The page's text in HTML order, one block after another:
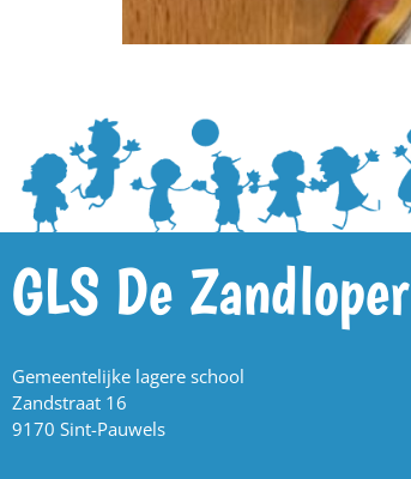
GLS De Zandloper
Gemeentelijke lagere school
Zandstraat 16
9170 Sint-Pauwels